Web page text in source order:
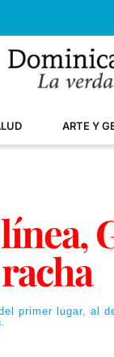
ARTE Y
primer lugar, al